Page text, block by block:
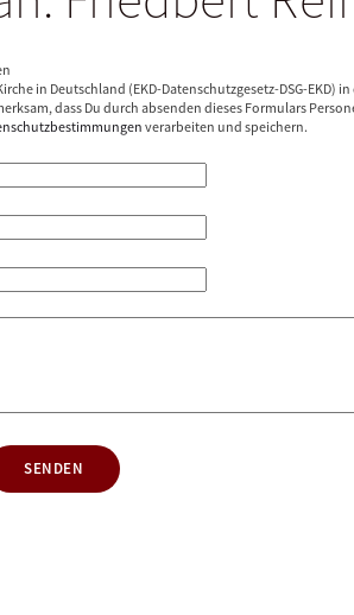
in Deutschland (EKD-Datenschutzgesetz-DSG-EKD)
dass Du durch absenden dieses Formulars
verarbeiten und speichern.
SENDEN